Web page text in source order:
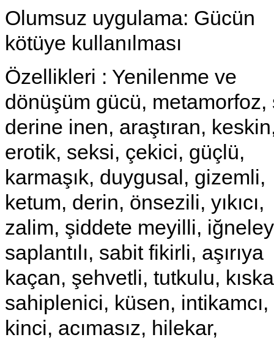
Olumsuz uygulama: Gücün
kötüye kullanılması
Özellikleri : Yenilenme ve
dönüşüm gücü, metamorfoz,
derine inen, araştıran,
erotik, seksi, çekici, güçlü,
karmaşık, duygusal, gizemli,
ketum, derin, önsezili, yıkıcı,
zalim, şiddete meyilli,
saplantılı, sabit fikirli, aşırıya
kaçan, şehvetli, tutkulu,
sahiplenici, küsen, intikamcı,
kinci, acımasız, hilekar,